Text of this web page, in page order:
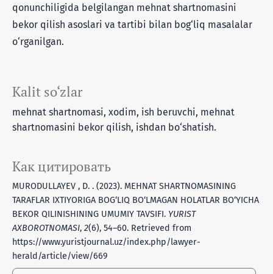
Kalit so‘zlar
mehnat shartnomasi, xodim, ish beruvchi, mehnat
shartnomasini bekor qilish, ishdan bo‘shatish.
Как цитировать
MURODULLAYEV , D. . (2023). MЕHNAT SHARTNOMASINING
TARAFLAR IXTIYORIGA BOG‘LIQ BO‘LMAGAN HOLATLAR BO‘YICHA
BЕKOR QILINISHINING UMUMIY TAVSIFI. YURIST
AXBOROTNOMASI, 2(6), 54–60. Retrieved from
https://www.yuristjournal.uz/index.php/lawyer-
herald/article/view/669
qonunchiligida belgilangan mehnat shartnomasini
bekor qilish asoslari va tartibi bilan bog‘liq masalalar
o‘rganilgan.